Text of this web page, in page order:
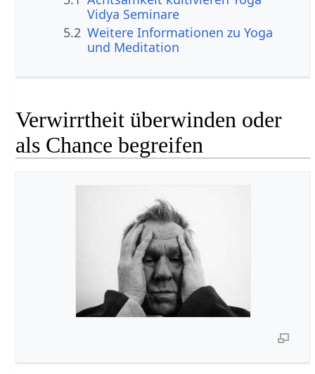
Vidya Seminare
5.2 Weitere Informationen zu Yoga
und Meditation
Verwirrtheit überwinden oder
als Chance begreifen